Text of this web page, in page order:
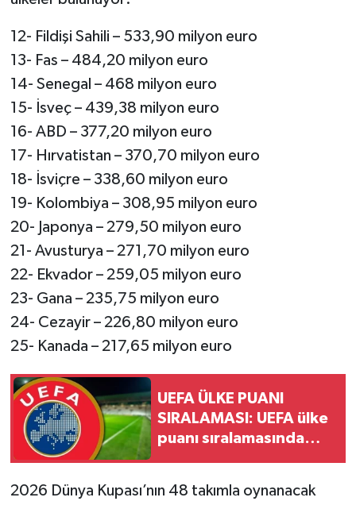
12- Fildişi Sahili – 533,90 milyon euro
13- Fas – 484,20 milyon euro
14- Senegal – 468 milyon euro
15- İsveç – 439,38 milyon euro
16- ABD – 377,20 milyon euro
17- Hırvatistan – 370,70 milyon euro
18- İsviçre – 338,60 milyon euro
19- Kolombiya – 308,95 milyon euro
20- Japonya – 279,50 milyon euro
21- Avusturya – 271,70 milyon euro
22- Ekvador – 259,05 milyon euro
23- Gana – 235,75 milyon euro
24- Cezayir – 226,80 milyon euro
25- Kanada – 217,65 milyon euro
UEFA ÜLKE PUANI
SIRALAMASI: UEFA ülke
puanı sıralamasında
2026 Dünya Kupası’nın 48 takımla oynanacak